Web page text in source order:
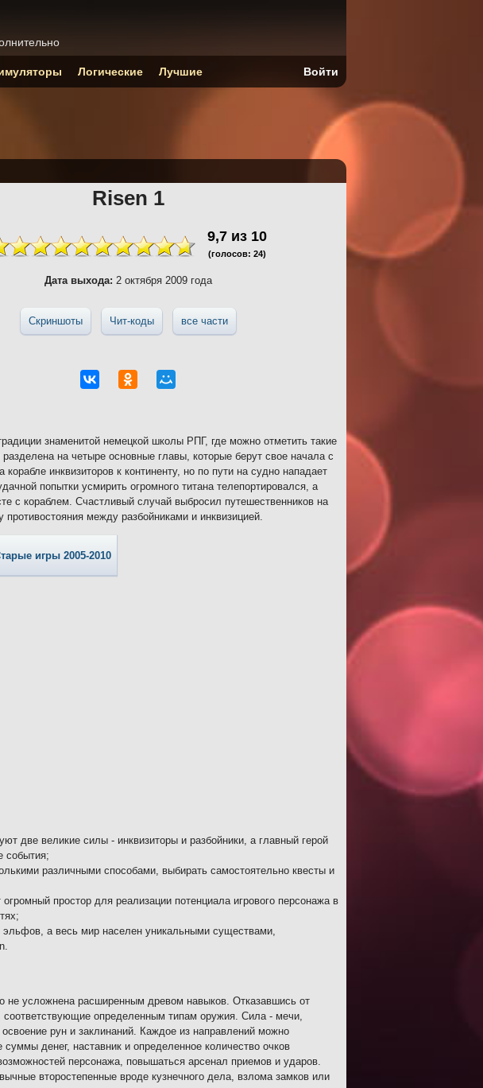
Risen 1
9,7 из 10
(голосов: 24)
Дата выхода: 2 октября 2009 года
Скриншоты Чит-коды все части
знаменитой немецкой школы РПГ, где можно отметить такие
на четыре основные главы, которые берут свое начала с
инквизиторов к континенту, но по пути на судно нападает
попытки усмирить огромного титана телепортировался, а
с кораблем. Счастливый случай выбросил путешественников на
между разбойниками и инквизицией.
игры 2005-2010
две великие силы - инквизиторы и разбойники, а главный герой
события;
различными способами, выбирать самостоятельно квесты и
простор для реализации потенциала игрового персонажа в
эльфов, а весь мир населен уникальными существами,
не усложнена расширенным древом навыков. Отказавшись от
соответствующие определенным типам оружия. Сила - мечи,
рун и заклинаний. Каждое из направлений можно
денег, наставник и определенное количество очков
персонажа, повышаться арсенал приемов и ударов.
второстепенные вроде кузнечного дела, взлома замков или
Логические Лучшие Войти